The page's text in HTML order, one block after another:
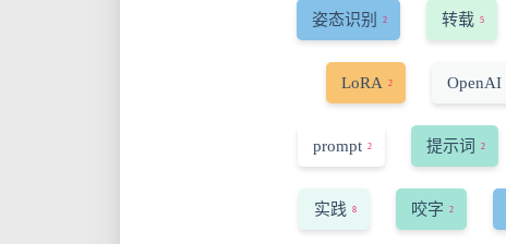
姿态识别 2 转载 5
LoRA 2 OpenAI
prompt 2 提示词 2
实践 8 咬字 2